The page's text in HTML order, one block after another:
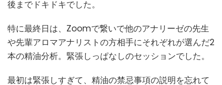
後までドキドキでした。
特に最終日は、Zoomで繋いで他のアナリーゼの先生
や先輩アロマアナリストの方相手にそれぞれが選んだ2
本の精油分析。緊張しっぱなしのセッションでした。
最初は緊張しすぎて、精油の禁忌事項の説明を忘れて